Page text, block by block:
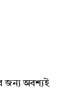
জন্য অবশ্যই